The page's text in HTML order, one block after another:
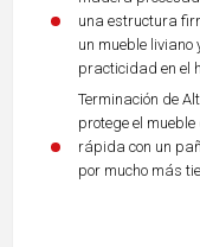
una estructura
un mueble
practicidad en el
Terminación de
protege el
rápida con un
por mucho más